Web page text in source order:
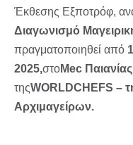
Έκθεσης Εξποτρόφ,
Διαγωνισμό
πραγματοποιηθεί από
2025,στοMec Παιανίας
τηςWORLDCHEFS –
Αρχιμαγείρων.